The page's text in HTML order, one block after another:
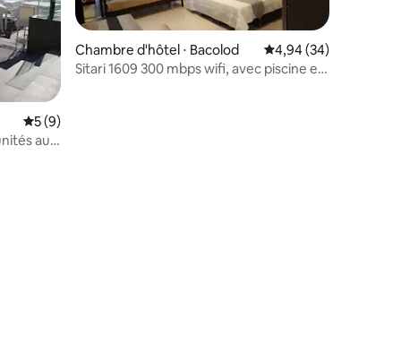
Évaluation moyenne sur la base de 9 commentaires : 5 sur 5
5 (9)
au
Chambre d'hôtel ⋅ Bacolod Évaluation moyenne
4,94 (34)
Sitari 1609 300 mbps wifi, avec piscine et